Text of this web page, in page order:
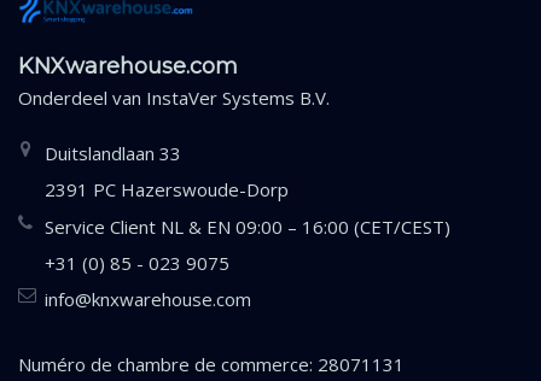
KNXwarehouse.com
Onderdeel van InstaVer Systems B.V.
Duitslandlaan 33
2391 PC Hazerswoude-Dorp
Service Client NL & EN 09:00 – 16:00 (CET/CEST)
+31 (0) 85 - 023 9075
info@knxwarehouse.com
Numéro de chambre de commerce: 28071131